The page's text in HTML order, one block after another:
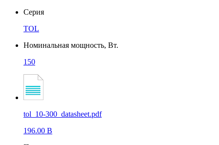
Серия
TOL
Номинальная мощность, Вт.
150
tol_10-300_datasheet.pdf
196.00 B